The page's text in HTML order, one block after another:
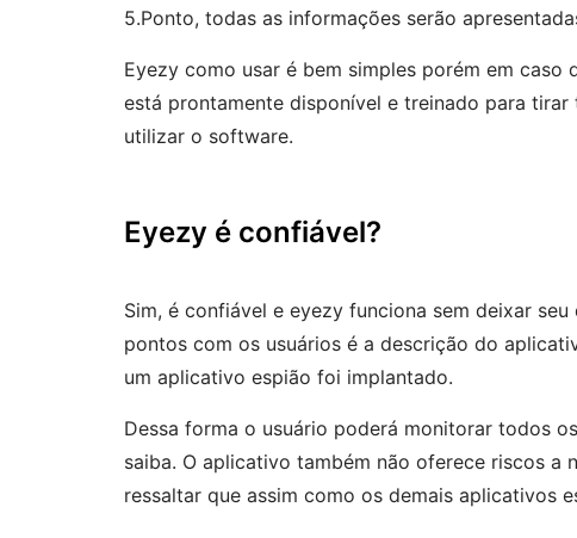
5.Ponto, todas as informações serão
Eyezy como usar é bem simples porém em
está prontamente disponível e treinado para
utilizar o software.
Eyezy é confiável?
Sim, é confiável e eyezy funciona sem deixar
pontos com os usuários é a descrição do
um aplicativo espião foi implantado.
Dessa forma o usuário poderá monitorar todos
saiba. O aplicativo também não oferece riscos a
ressaltar que assim como os demais aplicativos